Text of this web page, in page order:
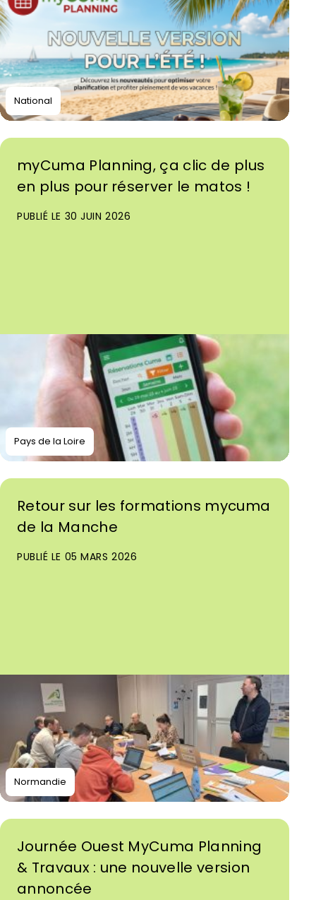
National
myCuma Planning, ça clic de plus
en plus pour réserver le matos !
PUBLIÉ LE 30 JUIN 2026
Pays de la Loire
Retour sur les formations mycuma
de la Manche
PUBLIÉ LE 05 MARS 2026
Normandie
Journée Ouest MyCuma Planning
& Travaux : une nouvelle version
annoncée